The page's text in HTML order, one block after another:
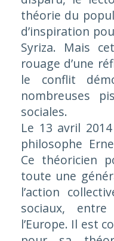
théorie du
d’inspiration
Syriza. Mais
rouage d’une
le conflit
nombreuses
sociales.
Le 13 avril
philosophe
Ce théoricien
toute une
l’action
sociaux,
l’Europe. Il est